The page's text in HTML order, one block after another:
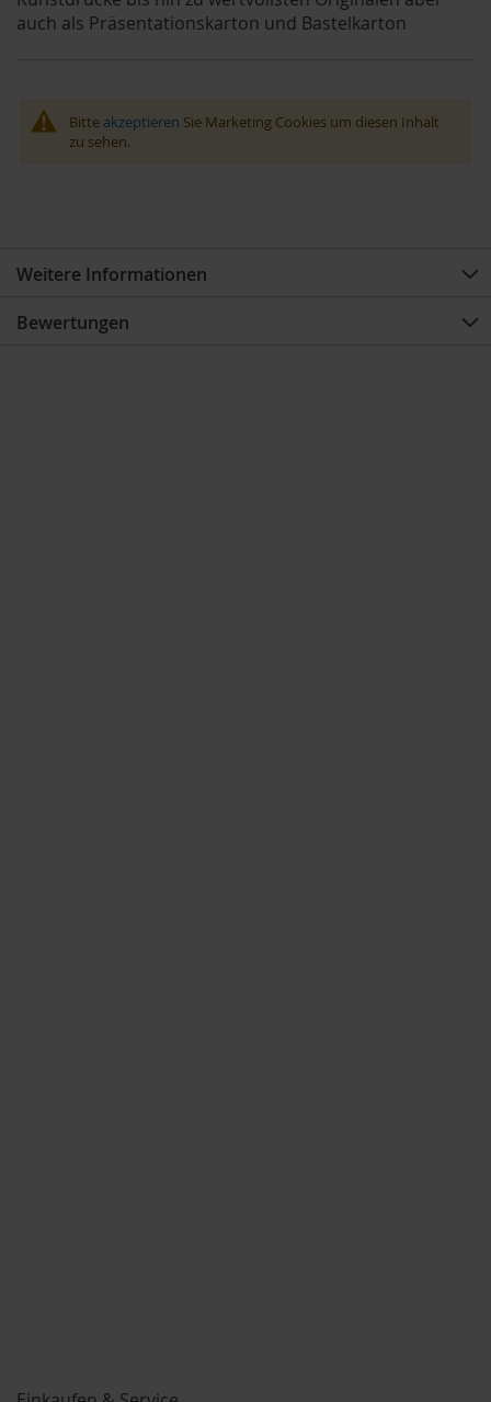
auch als Präsentationskarton und Bastelkarton
Bitte akzeptieren Sie Marketing Cookies um diesen Inhalt
zu sehen.
Weitere Informationen
Bewertungen